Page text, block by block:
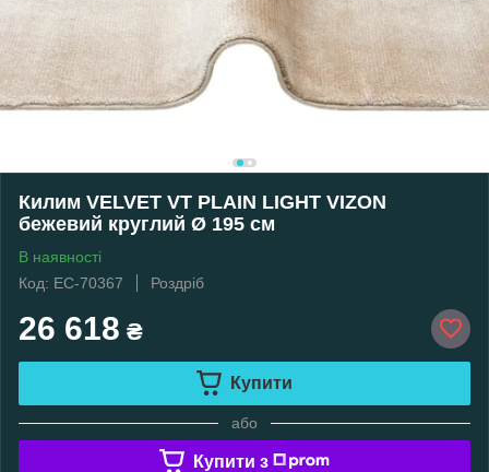
Килим VELVET VT PLAIN LIGHT VIZON
бежевий круглий Ø 195 см
В наявності
Код: EC-70367
Роздріб
26 618 ₴
Купити
або
Купити з